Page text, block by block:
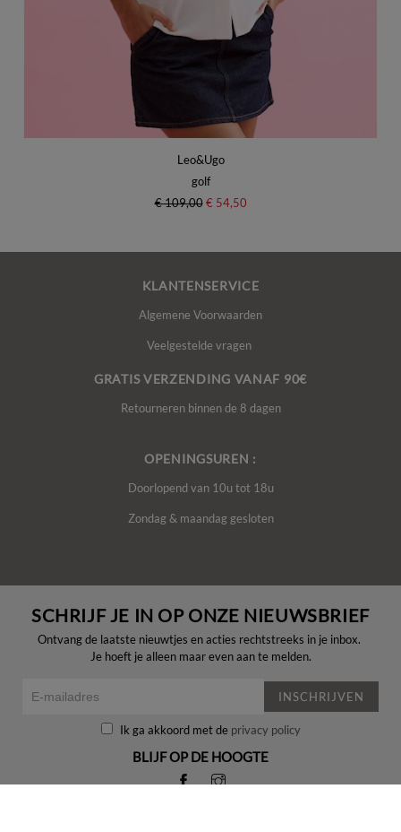
Leo&Ugo
golf
€ 109,00 € 54,50
KLANTENSERVICE
Algemene Voorwaarden
Veelgestelde vragen
GRATIS VERZENDING VANAF 90€
Retourneren binnen de 8 dagen
OPENINGSUREN :
Doorlopend van 10u tot 18u
Zondag & maandag gesloten
SCHRIJF JE IN OP ONZE NIEUWSBRIEF
Ontvang de laatste nieuwtjes en acties rechtstreeks in je inbox.
Je hoeft je alleen maar even aan te melden.
INSCHRIJVEN
Ik ga akkoord met de privacy policy
BLIJF OP DE HOOGTE